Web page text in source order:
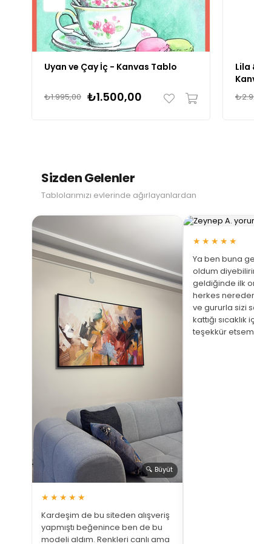
Uyan ve Çay İç - Kanvas Tablo
₺1.500,00
₺1.995,00
Lila
Sizden Gelenler
Tablolarımızı evlerinde ağırlayanlardan
🔍 Büyüt
★★★★★
Kardeşim de bu siteden alışveriş
yapmıştı beğenince ben de bu
modeli aldım. Renkleri canlı ama
★★★★★
Ya ben buna
oldum
geldiğinde ilk
herkes
ve gururla sizi
kattığı
teşekkür